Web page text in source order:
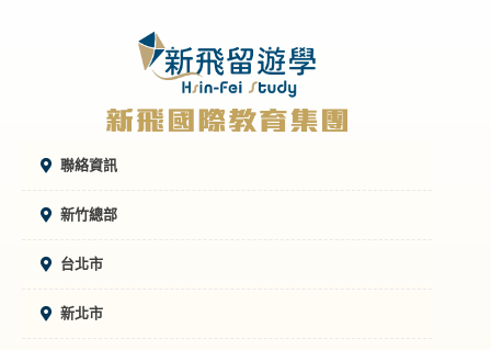
聯絡資訊
新竹總部
台北市
新北市